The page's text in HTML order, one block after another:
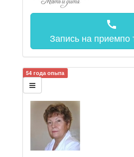
call
Запись на приемпо
54 года опыта